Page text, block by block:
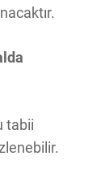
tabii